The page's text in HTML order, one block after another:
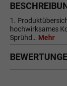
1.
hochwirksames
Sprühd… Mehr